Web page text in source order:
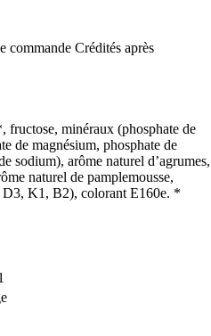
commande Crédités après
minéraux (phosphate de
de magnésium, phosphate de
sodium), arôme naturel d’agrumes,
naturel de pamplemousse,
K1, B2), colorant E160e. *